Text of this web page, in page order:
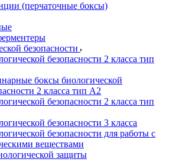
(перчаточные боксы)
безопасности
безопасности 2 класса тип
боксы биологической
2 класса тип A2
безопасности 2 класса тип
безопасности 3 класса
безопасности для работы с
веществами
защиты